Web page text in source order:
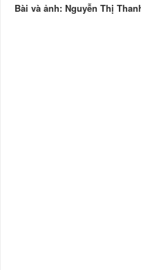
Bài và ảnh: Nguyễn Thị